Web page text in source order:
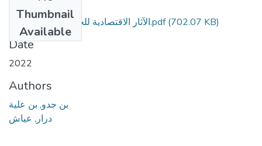
Thumbnail
Available
الآثار الاقتصادية للجريمة الالكترونية-1.pdf(702.07 KB)
Date
2022
Authors
بن جدو, بن علية
درار, عياش